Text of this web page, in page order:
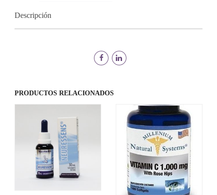
CAP
NUTRABIOTICS
Descripción
PRODUCTOS RELACIONADOS